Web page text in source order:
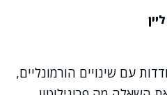
עם שינויים הורמונליים,